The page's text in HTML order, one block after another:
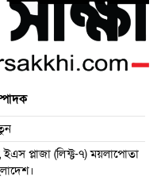
ইএস প্লাজা (লিফ্ট-৭) ময়লাপোতা